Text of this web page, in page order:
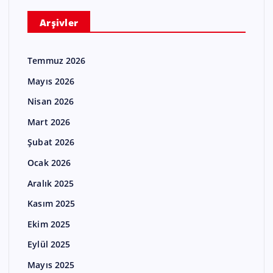
Arşivler
Temmuz 2026
Mayıs 2026
Nisan 2026
Mart 2026
Şubat 2026
Ocak 2026
Aralık 2025
Kasım 2025
Ekim 2025
Eylül 2025
Mayıs 2025